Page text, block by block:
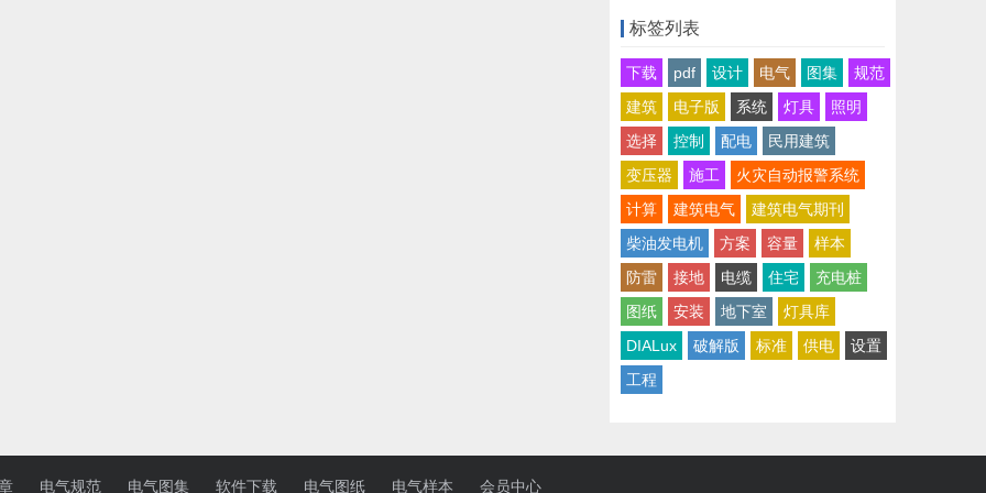
标签列表
下载 pdf 设计 电气 图集
规范
建筑
电子版 系统 灯具
照明
选择
控制 配电
民用建筑
变压器
施工
火灾自动报警系统
计算
建筑电气
建筑电气期刊
柴油发电机
方案 容量
样本
防雷
接地 电缆 住宅
充电桩
图纸
安装 地下室
灯具库
DIALux
破解版 标准 供电
设置
工程
电气规范 电气图集 软件下载 电气图纸 电气样本 会员中心